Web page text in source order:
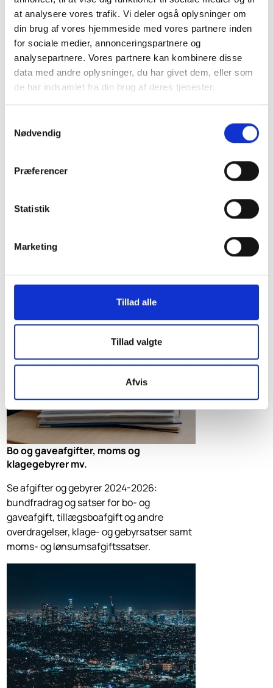
at analysere vores trafik. Vi deler også oplysninger om
din brug af vores hjemmeside med vores partnere inden
for sociale medier, annonceringspartnere og
analysepartnere. Vores partnere kan kombinere disse
data med andre oplysninger, du har givet dem, eller som
de har indsamlet fra din brug af deres tjenester.
Nødvendig
Præferencer
Statistik
Marketing
Tillad alle
Tillad valgte
Afvis
Se satser for goder 2024-2026:
bagatelgrænser for personalegoder,
sommerbolig, lystbåd samt beskatning af
hovedaktionæres fribolig.
Bo og gaveafgifter, moms og
klagegebyrer mv.
Se afgifter og gebyrer 2024-2026:
bundfradrag og satser for bo- og
gaveafgift, tillægsboafgift og andre
overdragelser, klage- og gebyrsatser samt
moms- og lønsumsafgiftssatser.